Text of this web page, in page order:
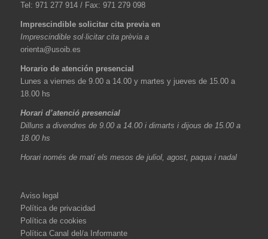
Tel: 971 277 914 / Fax: 971 279 098
Imprescindible solicitar cita previa en
Imprescindible sol·licitar cita prèvia a
orienta@usoib.es
Horario de atención presencial
Lunes a viernes de 9.00 a 14.00 y martes y jueves de 15.00 a
18.00 hs
Horari d’atenció presencial
Dilluns a divendres de 9.00 a 14.00 i dimarts i dijous de 15.00 a
18.00 hs
Horari només de matí els mesos de juliol, agost, paqua i nadal
Aviso legal
Política de privacidad
Política de cookies
Política Canal del/a Informante